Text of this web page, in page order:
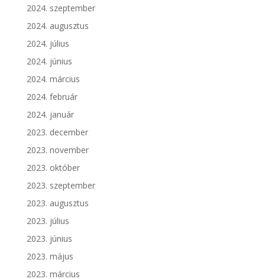
2024. szeptember
2024. augusztus
2024. július
2024. június
2024. március
2024. február
2024. január
2023. december
2023. november
2023. október
2023. szeptember
2023. augusztus
2023. július
2023. június
2023. május
2023. március